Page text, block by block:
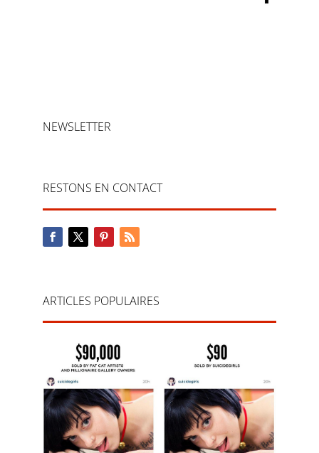
NEWSLETTER
RESTONS EN CONTACT
ARTICLES POPULAIRES